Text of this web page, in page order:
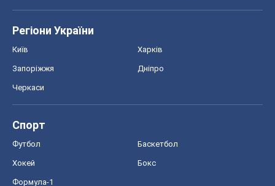
Регіони України
Київ Харків
Запоріжжя Дніпро
Черкаси
Спорт
Футбол Баскетбол
Хокей Бокс
Формула-1